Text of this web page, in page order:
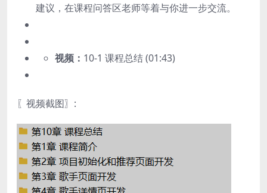
建议，在课程问答区老师等着与你进一步交流。
视频： 10-1 课程总结 (01:43)
〖视频截图〗: